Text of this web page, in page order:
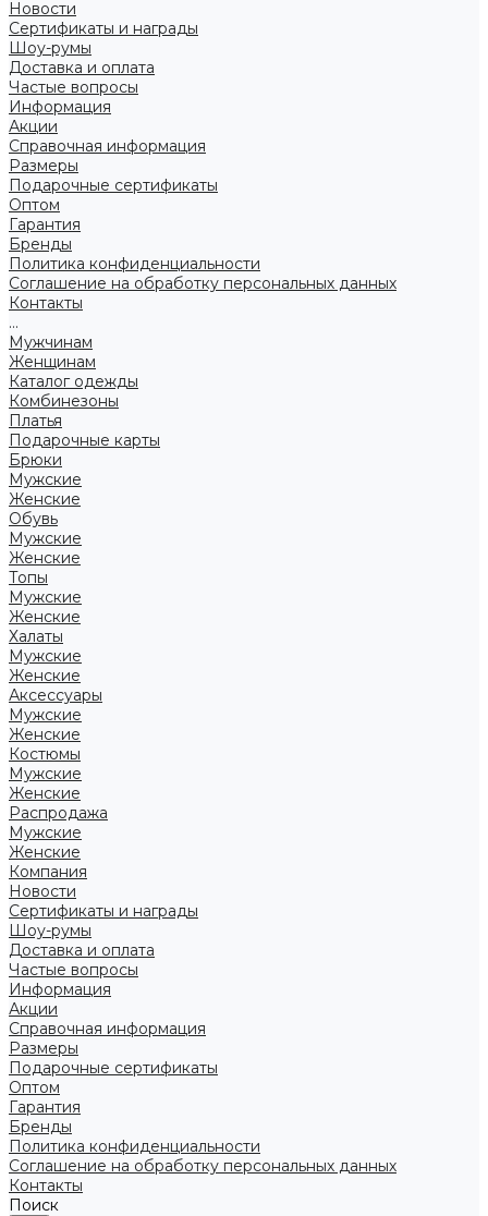
Новости
Сертификаты и награды
Шоу-румы
Доставка и оплата
Частые вопросы
Информация
Акции
Справочная информация
Размеры
Подарочные сертификаты
Оптом
Гарантия
Бренды
Политика конфиденциальности
Соглашение на обработку персональных данных
Контакты
...
Мужчинам
Женщинам
Каталог одежды
Комбинезоны
Платья
Подарочные карты
Брюки
Мужские
Женские
Обувь
Мужские
Женские
Топы
Мужские
Женские
Халаты
Мужские
Женские
Аксессуары
Мужские
Женские
Костюмы
Мужские
Женские
Распродажа
Мужские
Женские
Компания
Новости
Сертификаты и награды
Шоу-румы
Доставка и оплата
Частые вопросы
Информация
Акции
Справочная информация
Размеры
Подарочные сертификаты
Оптом
Гарантия
Бренды
Политика конфиденциальности
Соглашение на обработку персональных данных
Контакты
Поиск